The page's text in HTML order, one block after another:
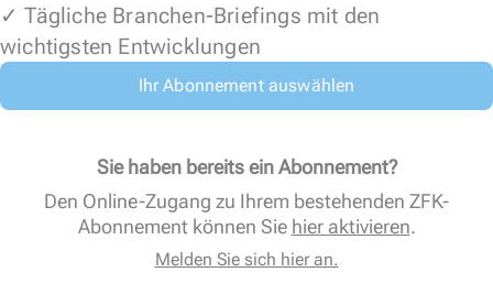
✓ Tägliche Branchen-Briefings mit den
wichtigsten Entwicklungen
Ihr Abonnement auswählen
Sie haben bereits ein Abonnement?
Den Online-Zugang zu Ihrem bestehenden ZFK-
Abonnement können Sie hier aktivieren.
Melden Sie sich hier an.